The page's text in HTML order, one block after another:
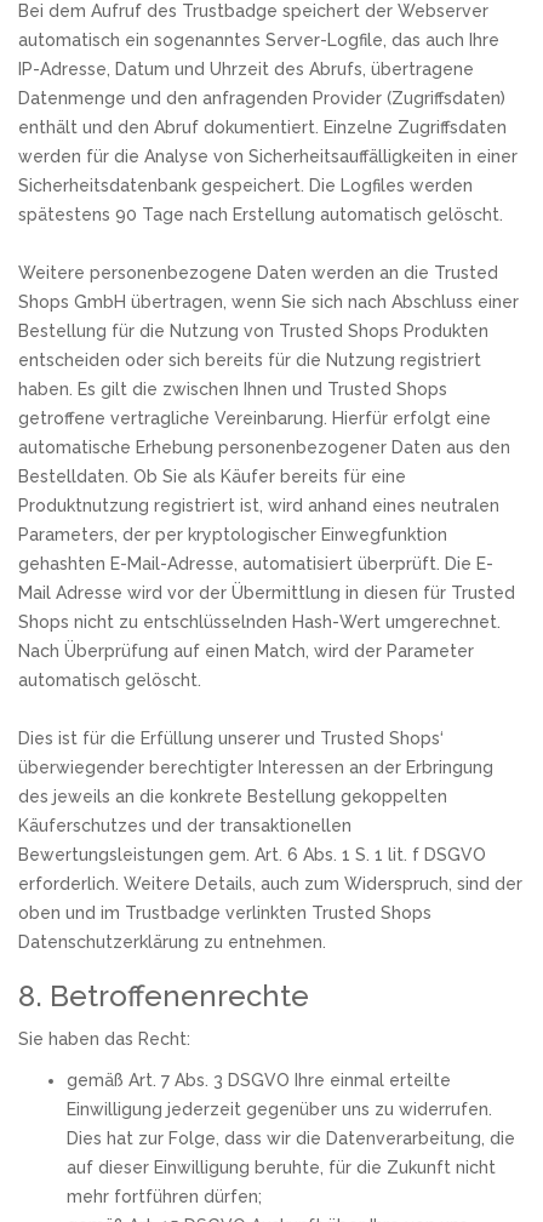
Bei dem Aufruf des Trustbadge speichert der Webserver
automatisch ein sogenanntes Server-Logfile, das auch Ihre
IP-Adresse, Datum und Uhrzeit des Abrufs, übertragene
Datenmenge und den anfragenden Provider (Zugriffsdaten)
enthält und den Abruf dokumentiert. Einzelne Zugriffsdaten
werden für die Analyse von Sicherheitsauffälligkeiten in einer
Sicherheitsdatenbank gespeichert. Die Logfiles werden
spätestens 90 Tage nach Erstellung automatisch gelöscht.
Weitere personenbezogene Daten werden an die Trusted
Shops GmbH übertragen, wenn Sie sich nach Abschluss einer
Bestellung für die Nutzung von Trusted Shops Produkten
entscheiden oder sich bereits für die Nutzung registriert
haben. Es gilt die zwischen Ihnen und Trusted Shops
getroffene vertragliche Vereinbarung. Hierfür erfolgt eine
automatische Erhebung personenbezogener Daten aus den
Bestelldaten. Ob Sie als Käufer bereits für eine
Produktnutzung registriert ist, wird anhand eines neutralen
Parameters, der per kryptologischer Einwegfunktion
gehashten E-Mail-Adresse, automatisiert überprüft. Die E-
Mail Adresse wird vor der Übermittlung in diesen für Trusted
Shops nicht zu entschlüsselnden Hash-Wert umgerechnet.
Nach Überprüfung auf einen Match, wird der Parameter
automatisch gelöscht.
Dies ist für die Erfüllung unserer und Trusted Shops‘
überwiegender berechtigter Interessen an der Erbringung
des jeweils an die konkrete Bestellung gekoppelten
Käuferschutzes und der transaktionellen
Bewertungsleistungen gem. Art. 6 Abs. 1 S. 1 lit. f DSGVO
erforderlich. Weitere Details, auch zum Widerspruch, sind der
oben und im Trustbadge verlinkten Trusted Shops
Datenschutzerklärung zu entnehmen.
8. Betroffenenrechte
Sie haben das Recht:
gemäß Art. 7 Abs. 3 DSGVO Ihre einmal erteilte
Einwilligung jederzeit gegenüber uns zu widerrufen.
Dies hat zur Folge, dass wir die Datenverarbeitung, die
auf dieser Einwilligung beruhte, für die Zukunft nicht
mehr fortführen dürfen;